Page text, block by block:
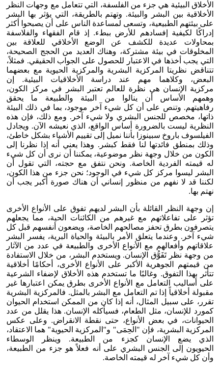
الأخلاق البيئية هي جزء من الفلسفة، التي تتعامل مع وجهات النظر
الأخلاقية بين البشر والبيئة. وتهتم بالطريقة، التي يؤثر بها البشر
على بيئتهم الطبيعية، وتسعى لمساعدة الناس على أن يصبحوا أكثر
إدراكًا لكيفية إفسادهم للأرض ببطء. إذ قام الفقهاء والفلاسفة
بمحاولات عديدة للكشف عن الوضع الأخلاقي للعلاقة بين
المخلوقات في بيئة مشتركة، وهناك العديد من الحجج الصحيحة،
التي يجب أخذها في الاعتبار للحصول على الجواب الحقيقي. فمثلاً،
تتناقض نظريتا المركزية البشرية والمركزية الحيوية مع بعضهما
البعض، وكلاهما مهم عند دراسة الأخلاقيات البيئية. إن
مركزية الإنسان هي نظرة للعالم تعتبر البشر في مركز الكون،
وهمهم الأساس أن ينالوا من البيئة والطبيعة ما يحقق
رفاهيتهم. وتنص على أن كل شيء آخر موجود، بما في ذلك البيئة
ذاتها، مخصص للجنس البشري ولا شيء آخر. ومع ذلك، فإن هذه
النظرية ليست بالضرورة أساس الواقع، الذي نعيشه الآن. ويجادل
الفيلسوف باروخ سبينوزا بأننا نميل إلى تقييم الأشياء بشكل خاطئ،
وذلك بمنطق فائدتها لنا فقط كبشر. وهذا يعني أنه إذا نظرنا إلى
الكون من خلال وجهة نظر موضوعية، يمكننا أن نرى أن كل شيء
له قيمته الفردية الخاصة. ونحن نتفق مع حجته، التي تقول أن
البشر ليسوا مركز كل شيء في الوجود؛ نحن جزء من هذا الكون،
لكننا قد لا نفهم من منظور إنساني أن هناك صورة أكبر يجب أن
نهتم بها.
إن وجهة النظر القائلة بأن البشر لديهم تفوق على الأنواع الأخرى
تؤثر على تفاعلاتهم مع غيرهم من الكائنات الحية، مما يجعلهم
يتصرفون بطرق تحفز مصالحهم الخاصة، ويضعون أنفسهم قبل كل
شيء آخر. وعندما يتعلق الأمر بالبيئة والحياة البرية، يفسر البشر
علاقاتهم وأفعالهم مع الأنواع الأخرى والطبيعة في عدد من الآثار
من وجهة نظر تَفَوُّق الإنسان. ويستخدم البشر، من خلال الاستفادة
من قيمتهم الجوهرية الأكبر على الأنواع الأخرى، أحكامًا أخلاقية
تتأثر بهذا التفوق. وغالبًا ما تستخدم هذه الأخلاق لإضفاء الشرعية
على أساليب التعامل مع الأنواع الأخرى بطرق يمكن اعتبارها غير
مقبولة أخلاقياً إذا تم التعامل مع البشر بالمثل. فالمركزية البشرية
تقرر، على سبيل المثال، أنه إذا كان من الممكن استخدام الحيوان
كمورد للإنسان، مثل الطعام، فسيأكله الإنسان. هذا يقلل من عدد
الحيوانات، في بعض الأنواع، حتى نقطة الانقراض. وعلى عكس
المركزية البشرية، فإن "الحِمَى" و"المركزية الحيوية" هما الاعتقاد،
الذي يضع الإنسان كجزء من الطبيعة. وينظر الوسطاء
الحيويون إلى الجنس البشري على أنه فعلاً هو جزء من الطبيعة،
وأن كل شيء آخر له قيمته الخاصة.